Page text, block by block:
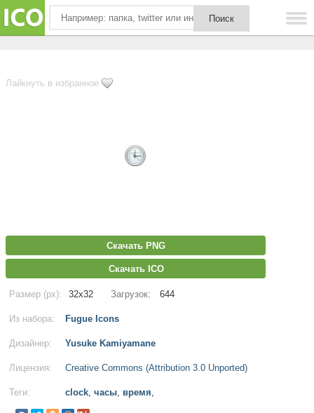
Лайкнуть в избранное
Скачать PNG
Скачать ICO
Размер (px): 32x32 Загрузок: 644
Из набора: Fugue Icons
Дизайнер: Yusuke Kamiyamane
Лицензия: Creative Commons (Attribution 3.0 Unported)
Теги: clock, часы, время,